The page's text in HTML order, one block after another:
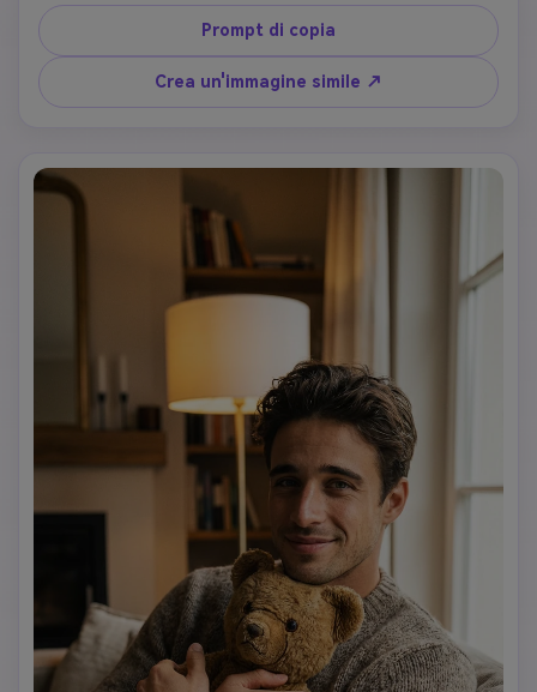
ritratto commerciale di fascia alta
Prompt di copia
Crea un'immagine simile ↗